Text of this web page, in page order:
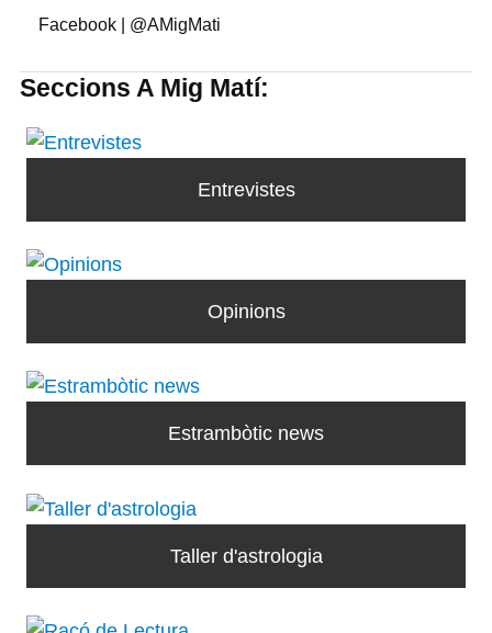
Facebook | @AMigMati
Seccions A Mig Matí:
Entrevistes
Opinions
Estrambòtic news
Taller d'astrologia